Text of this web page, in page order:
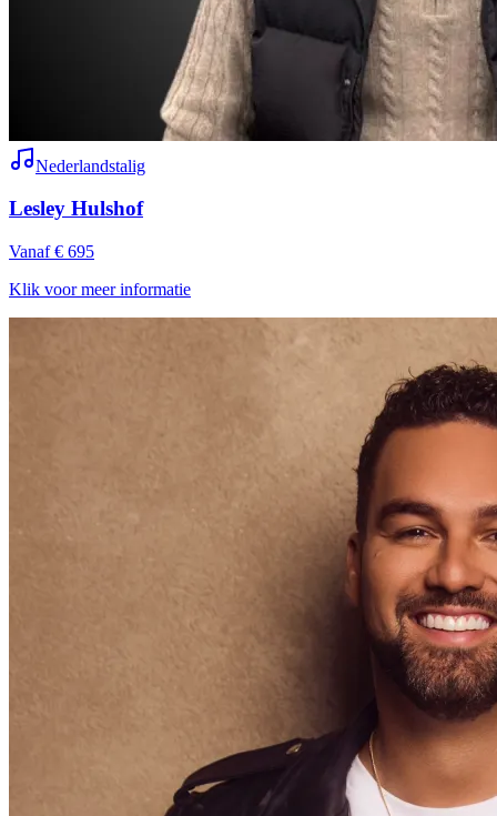
Nederlandstalig
Lesley Hulshof
Vanaf € 695
Klik voor meer informatie